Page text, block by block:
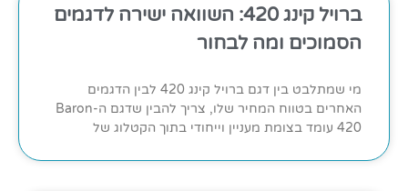
ברויל קינג 420: השוואה ישירה לדגמים
הסמוכים ומה לבחור
מי שמתלבט בין דגם ברויל קינג 420 לבין הדגמים
האחרים בטווח המחיר שלו, צריך להבין שדגם ה-Baron
420 עומד בצומת מעניין וייחודי בתוך הקטלוג של